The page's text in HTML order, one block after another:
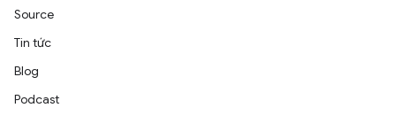
Source
Tin tức
Blog
Podcast